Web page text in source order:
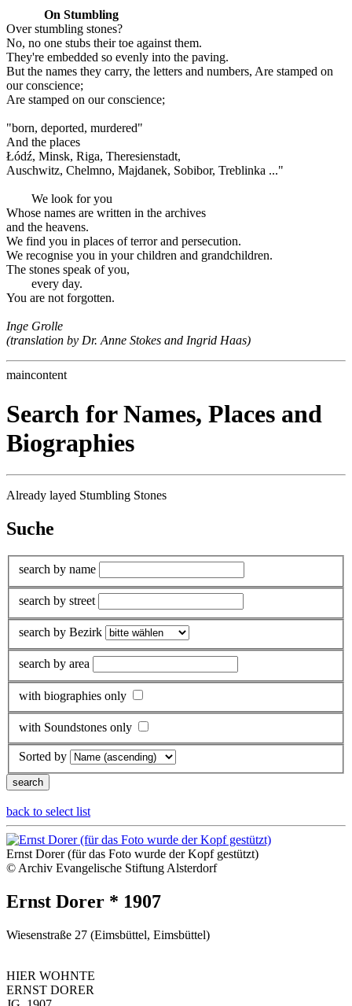
On Stumbling
Over stumbling stones?
No, no one stubs their toe against them.
They're embedded so evenly into the paving.
But the names they carry, the letters and numbers, Are stamped on
our conscience;
Are stamped on our conscience;
"born, deported, murdered"
And the places
Łódź, Minsk, Riga, Theresienstadt,
Auschwitz, Chelmno, Majdanek, Sobibor, Treblinka ..."
We look for you
Whose names are written in the archives
and the heavens.
We find you in places of terror and persecution.
We recognise you in your children and grandchildren.
The stones speak of you,
every day.
You are not forgotten.
Inge Grolle
(translation by Dr. Anne Stokes and Ingrid Haas)
maincontent
Search for Names, Places and
Biographies
Already layed Stumbling Stones
Suche
search by name
search by street
search by Bezirk
search by area
with biographies only
with Soundstones only
Sorted by
back to select list
Ernst Dorer (für das Foto wurde der Kopf gestützt)
© Archiv Evangelische Stiftung Alsterdorf
Ernst Dorer * 1907
Wiesenstraße 27 (Eimsbüttel, Eimsbüttel)
HIER WOHNTE
ERNST DORER